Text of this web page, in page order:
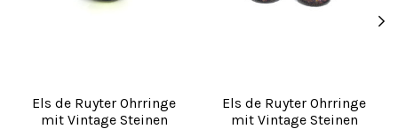
Els de Ruyter Ohrringe
mit Vintage Steinen
Els de Ruyter Ohrringe
mit Vintage Steinen